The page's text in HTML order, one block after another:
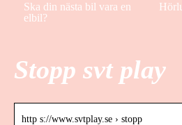
Ska din nästa bil vara en
elbil?
Stopp svt play
http s://www.svtplay.se › stopp